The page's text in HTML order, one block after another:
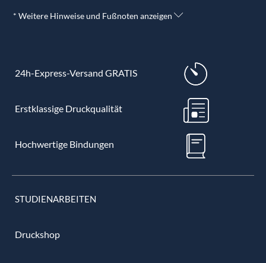
* Weitere Hinweise und Fußnoten anzeigen
24h-Express-Versand GRATIS
Erstklassige Druckqualität
Hochwertige Bindungen
STUDIENARBEITEN
Druckshop